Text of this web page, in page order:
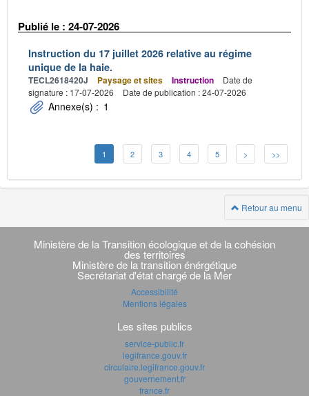
Publié le : 24-07-2026
Instruction du 17 juillet 2026 relative au régime
unique de la haie.
TECL2618420J Paysage et sites Instruction
Date de
signature : 17-07-2026
Date de publication : 24-07-2026
Annexe(s) : 1
1 2 3 4 5 > >>
Retour au menu
Navigation
transverse
Ministère de la Transition écologique et de la cohésion
des territoires
Ministère de la transition énérgétique
Secrétariat d'état chargé de la Mer
Accessibilité
Mentions légales
Les sites publics
service-public.fr
legifrance.gouv.fr
circulaire.legifrance.gouv.fr
gouvernement.fr
france.fr